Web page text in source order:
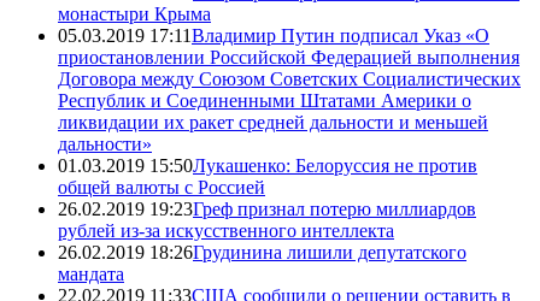
монастыри Крыма
05.03.2019 17:11Владимир Путин подписал Указ «О
приостановлении Российской Федерацией выполнения
Договора между Союзом Советских Социалистических
Республик и Соединенными Штатами Америки о
ликвидации их ракет средней дальности и меньшей
дальности»
01.03.2019 15:50Лукашенко: Белоруссия не против
общей валюты с Россией
26.02.2019 19:23Греф признал потерю миллиардов
рублей из-за искусственного интеллекта
26.02.2019 18:26Грудинина лишили депутатского
мандата
22.02.2019 11:33США сообщили о решении оставить в